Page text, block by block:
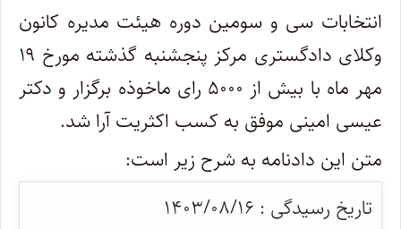
انتخابات سی و سومین دوره هیئت مدیره کانون
وکلای دادگستری مرکز پنجشنبه گذشته مورخ ۱۹
مهر ماه با بیش از ۵۰۰۰ رای ماخوذه برگزار و دکتر
عیسی امینی موفق به کسب اکثریت آرا شد.
متن این دادنامه به شرح زیر است:
تاریخ رسیدگی : ۱۴۰۳/۰۸/۱۶